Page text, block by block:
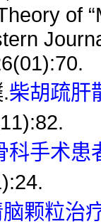
of
柴胡疏肝
科手术患
颗粒治